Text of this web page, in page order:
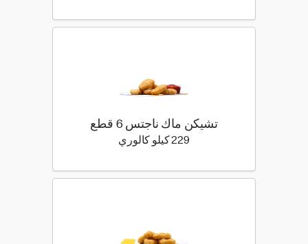
تشيكن ماك ناجتس 6 قطع
229 كيلو كالوري 229 كيلو سعرة حرارية